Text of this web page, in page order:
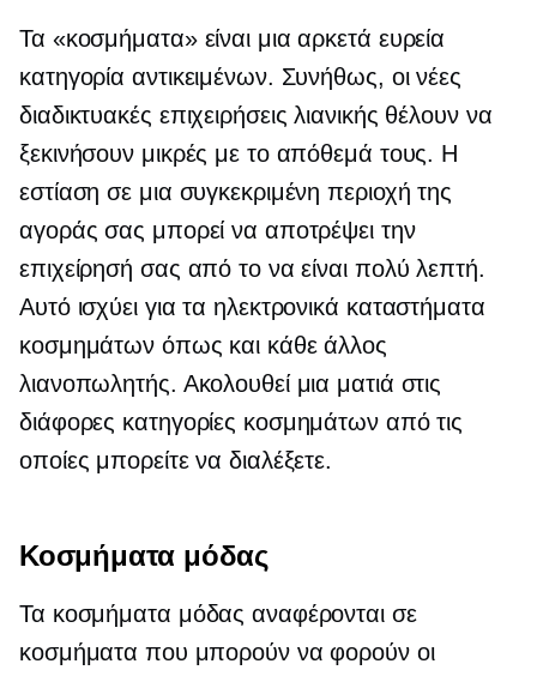
Τα «κοσμήματα» είναι μια αρκετά ευρεία
κατηγορία αντικειμένων. Συνήθως, οι νέες
διαδικτυακές επιχειρήσεις λιανικής θέλουν να
ξεκινήσουν μικρές με το απόθεμά τους. Η
εστίαση σε μια συγκεκριμένη περιοχή της
αγοράς σας μπορεί να αποτρέψει την
επιχείρησή σας από το να είναι πολύ λεπτή.
Αυτό ισχύει για τα ηλεκτρονικά καταστήματα
κοσμημάτων όπως και κάθε άλλος
λιανοπωλητής. Ακολουθεί μια ματιά στις
διάφορες κατηγορίες κοσμημάτων από τις
οποίες μπορείτε να διαλέξετε.
Κοσμήματα μόδας
Τα κοσμήματα μόδας αναφέρονται σε
κοσμήματα που μπορούν να φορούν οι